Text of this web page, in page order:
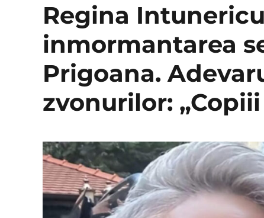
Regina
inmormantarea
Prigoana.
zvonurilor: